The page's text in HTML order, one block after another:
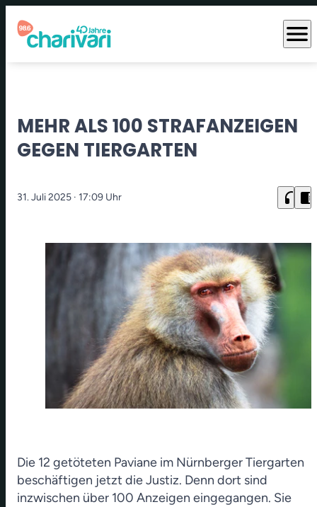
menu
MEHR ALS 100 STRAFANZEIGEN
GEGEN TIERGARTEN
31. Juli 2025 · 17:09 Uhr headphones chrome_reader_mode
Die 12 getöteten Paviane im Nürnberger Tiergarten
beschäftigen jetzt die Justiz. Denn dort sind
inzwischen über 100 Anzeigen eingegangen. Sie